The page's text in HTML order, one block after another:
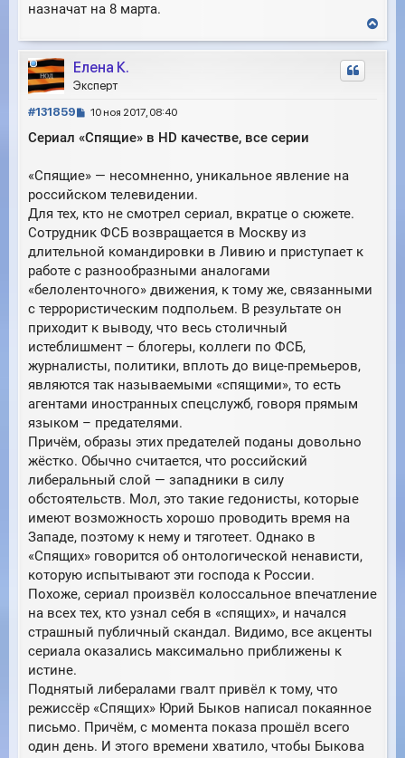
назначат на 8 марта.
е
р
Елена К.
Эксперт
#131859
С
о
щ
е
н
е
10 ноя 2017, 08:40
Сериал «Спящие» в HD качестве, все серии
«Спящие» — несомненно, уникальное явление на
российском телевидении.
Для тех, кто не смотрел сериал, вкратце о сюжете.
Сотрудник ФСБ возвращается в Москву из
длительной командировки в Ливию и приступает к
работе с разнообразными аналогами
«белоленточного» движения, к тому же, связанными
с террористическим подпольем. В результате он
приходит к выводу, что весь столичный
истеблишмент – блогеры, коллеги по ФСБ,
журналисты, политики, вплоть до вице-премьеров,
являются так называемыми «спящими», то есть
агентами иностранных спецслужб, говоря прямым
языком – предателями.
Причём, образы этих предателей поданы довольно
жёстко. Обычно считается, что российский
либеральный слой — западники в силу
обстоятельств. Мол, это такие гедонисты, которые
имеют возможность хорошо проводить время на
Западе, поэтому к нему и тяготеет. Однако в
«Спящих» говорится об онтологической ненависти,
которую испытывают эти господа к России.
Похоже, сериал произвёл колоссальное впечатление
на всех тех, кто узнал себя в «спящих», и начался
страшный публичный скандал. Видимо, все акценты
сериала оказались максимально приближены к
истине.
Поднятый либералами гвалт привёл к тому, что
режиссёр «Спящих» Юрий Быков написал покаянное
письмо. Причём, с момента показа прошёл всего
один день. И этого времени хватило, чтобы Быкова